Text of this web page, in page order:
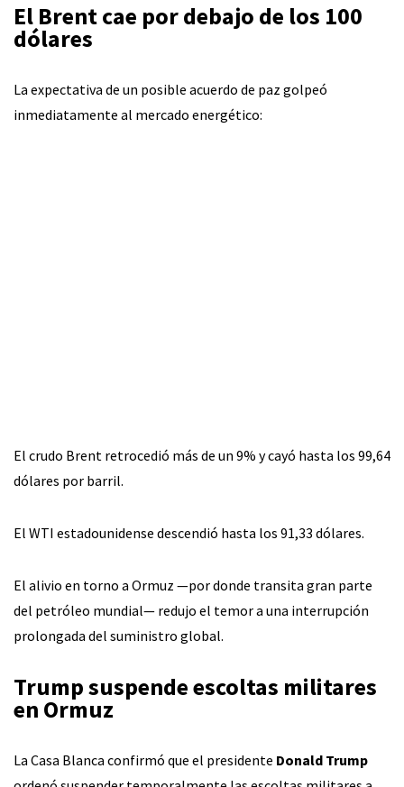
El Brent cae por debajo de los 100
dólares
La expectativa de un posible acuerdo de paz golpeó
inmediatamente al mercado energético:
El crudo Brent retrocedió más de un 9% y cayó hasta los 99,64
dólares por barril.
El WTI estadounidense descendió hasta los 91,33 dólares.
El alivio en torno a Ormuz —por donde transita gran parte
del petróleo mundial— redujo el temor a una interrupción
prolongada del suministro global.
Trump suspende escoltas militares
en Ormuz
La Casa Blanca confirmó que el presidente Donald Trump